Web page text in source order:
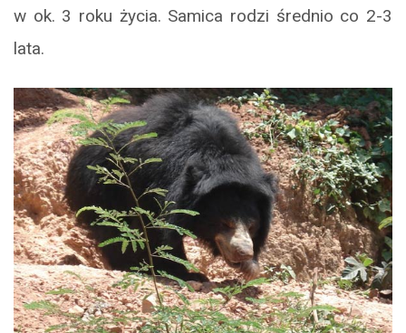
w ok. 3 roku życia. Samica rodzi średnio co 2-3
lata.